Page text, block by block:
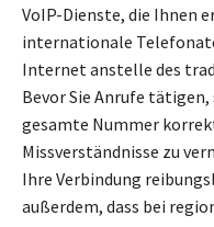
VoIP-Dienste, die Ihnen
internationale
Internet anstelle des
Bevor Sie Anrufe tätigen,
gesamte Nummer
Missverständnisse zu
Ihre Verbindung
außerdem, dass bei